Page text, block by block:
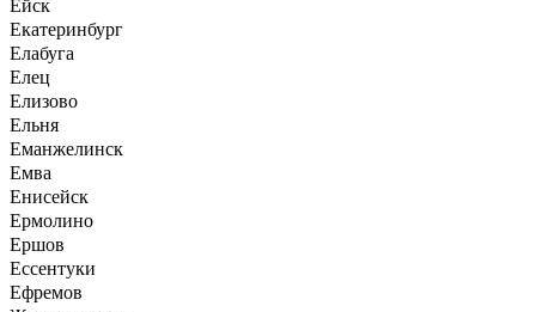
Ейск
Екатеринбург
Елабуга
Елец
Елизово
Ельня
Еманжелинск
Емва
Енисейск
Ермолино
Ершов
Ессентуки
Ефремов